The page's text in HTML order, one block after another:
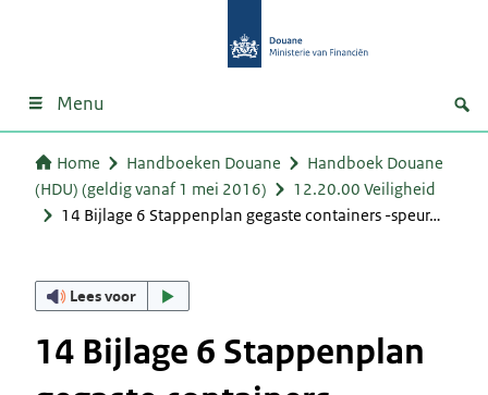
Menu
Home Handboeken Douane
Handboek Douane
(HDU) (geldig vanaf 1 mei 2016)
12.20.00 Veiligheid
14 Bijlage 6 Stappenplan gegaste containers -speur…
Lees voor
14 Bijlage 6 Stappenplan